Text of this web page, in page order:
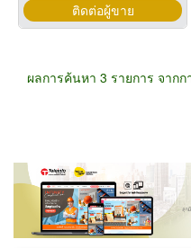
ติดต่อผู้ขาย
ผลการค้นหา 3 รายการ จาก
ขายส่ง ขายปลีก
ผู้ส่งออก/นำเข้า
ธุร